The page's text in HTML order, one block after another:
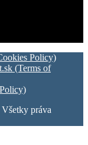
Policy)
(Terms of
práva